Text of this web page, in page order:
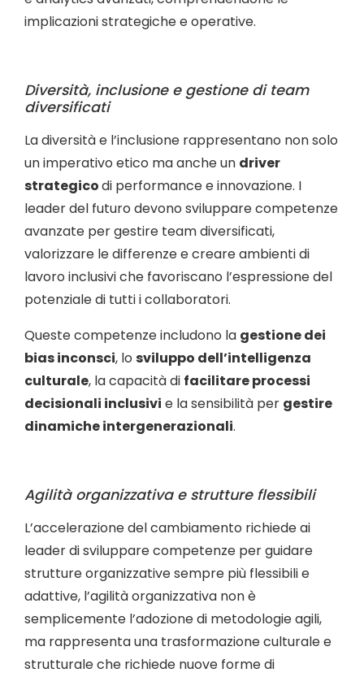
implicazioni strategiche e operative.
Diversità, inclusione e gestione di team
diversificati
La diversità e l’inclusione rappresentano non solo
un imperativo etico ma anche un driver
strategicodi performance e innovazione. I
leader del futuro devono sviluppare competenze
avanzate per gestire team diversificati,
valorizzare le differenze e creare ambienti di
lavoro inclusivi che favoriscano l’espressione del
potenziale di tutti i collaboratori.
Queste competenze includono la gestione dei
bias inconsci, lo sviluppo dell’intelligenza
culturale, la capacità di facilitare processi
decisionali inclusivi e la sensibilità per gestire
dinamiche intergenerazionali.
Agilità organizzativa e strutture flessibili
L’accelerazione del cambiamento richiede ai
leader di sviluppare competenze per guidare
strutture organizzative sempre più flessibili e
adattive, l’agilità organizzativa non è
semplicemente l’adozione di metodologie agili,
ma rappresenta una trasformazione culturale e
strutturale che richiede nuove forme di